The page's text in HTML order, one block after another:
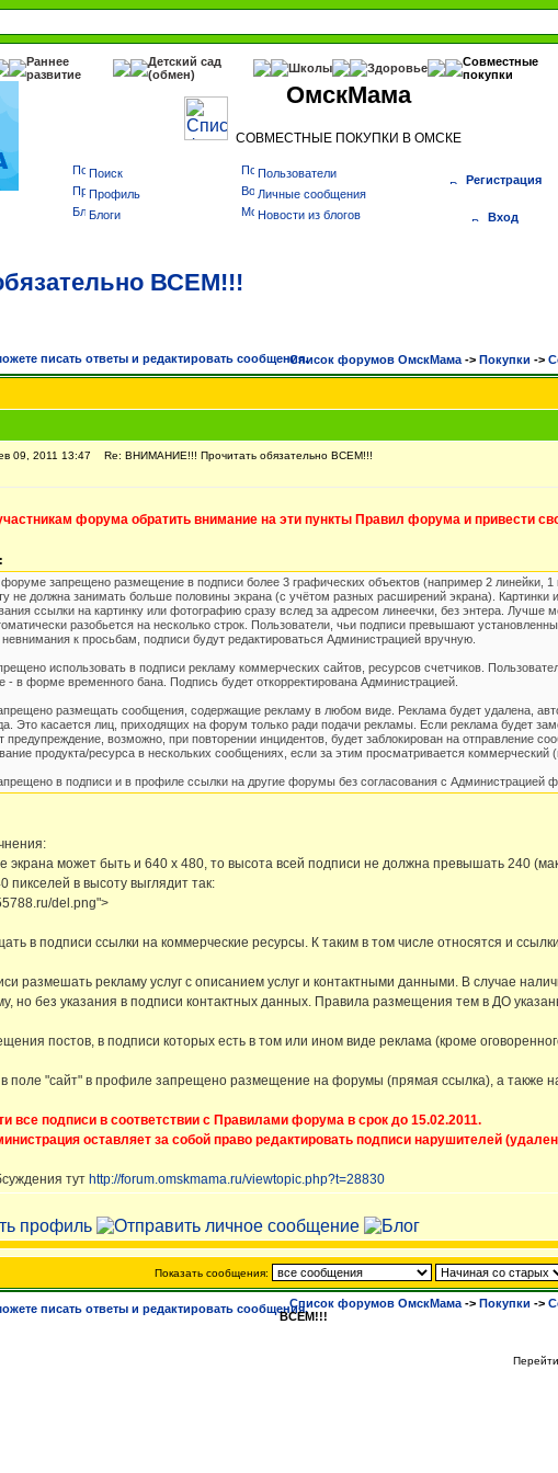
Раннее
развитие
Детский сад
(обмен)
Школы Здоровье
Совместные
покупки
ОмскМама
СОВМЕСТНЫЕ ПОКУПКИ В ОМСКЕ
Поиск
Пользователи
Профиль
Личные сообщения
Блоги
Новости из блогов
Регистрация
Вход
ВСЕМ!!!
Список форумов ОмскМама -> Покупки ->
09, 2011 13:47 Re: ВНИМАНИЕ!!! Прочитать обязательно ВСЕМ!!!
форума обратить внимание на эти пункты Правил форума и привести
запрещено размещение в подписи более 3 графических объектов (например 2 линейки,
не должна занимать больше половины экрана (с учётом разных расширений экрана).
ссылки на картинку или фотографию сразу вслед за адресом линеечки, без энтера. Лучше
разобьется на несколько строк. Пользователи, чьи подписи превышают
к просьбам, подписи будут редактироваться Администрацией вручную.
использовать в подписи рекламу коммерческих сайтов, ресурсов счетчиков.
- в форме временного бана. Подпись будет откорректирована Администрацией.
размещать сообщения, содержащие рекламу в любом виде. Реклама будет удалена,
Это касается лиц, приходящих на форум только ради подачи рекламы. Если реклама будет
предупреждение, возможно, при повторении инцидентов, будет заблокирован на отправление
продукта/ресурса в нескольких сообщениях, если за этим просматривается коммерческий
в подписи и в профиле ссылки на другие форумы без согласования с Администрацией
экрана может быть и 640 х 480, то высота всей подписи не должна превышать 240
пикселей в высоту выглядит так:
del.png">
в подписи ссылки на коммерческие ресурсы. К таким в том числе относятся и
размешать рекламу услуг с описанием услуг и контактными данными. В случае
но без указания в подписи контактных данных. Правила размещения тем в ДО
постов, в подписи которых есть в том или ином виде реклама (кроме
поле "сайт" в профиле запрещено размещение на форумы (прямая ссылка), а также
все подписи в соответствии с Правилами форума в срок до 15.02.2011.
оставляет за собой право редактировать подписи нарушителей
тут http://forum.omskmama.ru/viewtopic.php?t=28830
Показать сообщения:
Список форумов ОмскМама -> Покупки ->
ВСЕМ!!!